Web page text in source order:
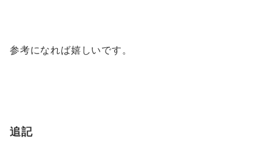
参考になれば嬉しいです。
追記